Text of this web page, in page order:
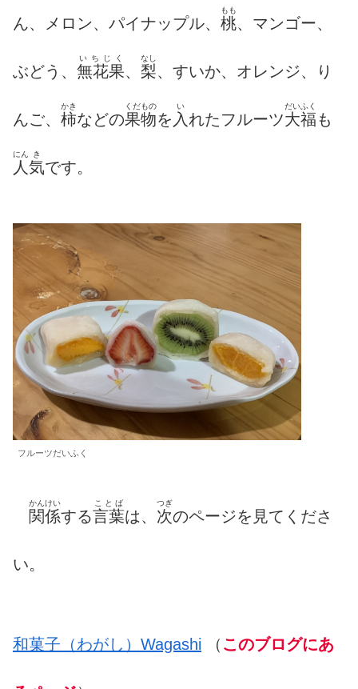
ん、メロン、パイナップル、 桃
もも
、マンゴー、
ぶどう、 無花果
いちじく
、 梨
なし
、すいか、オレンジ、り
んご、 柿
かき
などの果物
くだもの
を 入
い
れたフルーツ大福
だいふく
も
人
にん
気
き
です。
フルーツだいふく
関係
かんけい
する言葉
ことば
は、 次
つぎ
のページを見てくださ
い。
和菓子（わがし）Wagashi （ このブログにあ